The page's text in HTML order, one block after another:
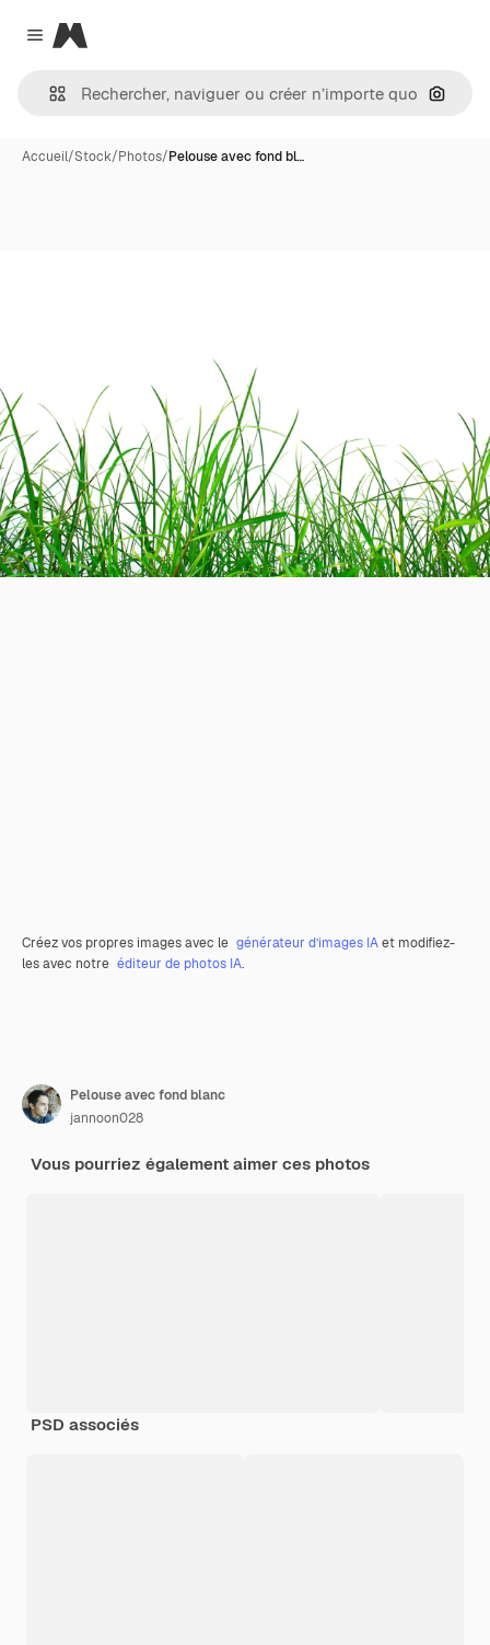
Close menu
Magnific
Accueil/Stock/Photos/Pelouse avec fond bl…
Créez vos propres images avec le générateur d’images IAet modifiez-
les avec notre éditeur de photos IA.
Pelouse avec fond blanc
jannoon028
Vous pourriez également aimer ces photos
PSD associés